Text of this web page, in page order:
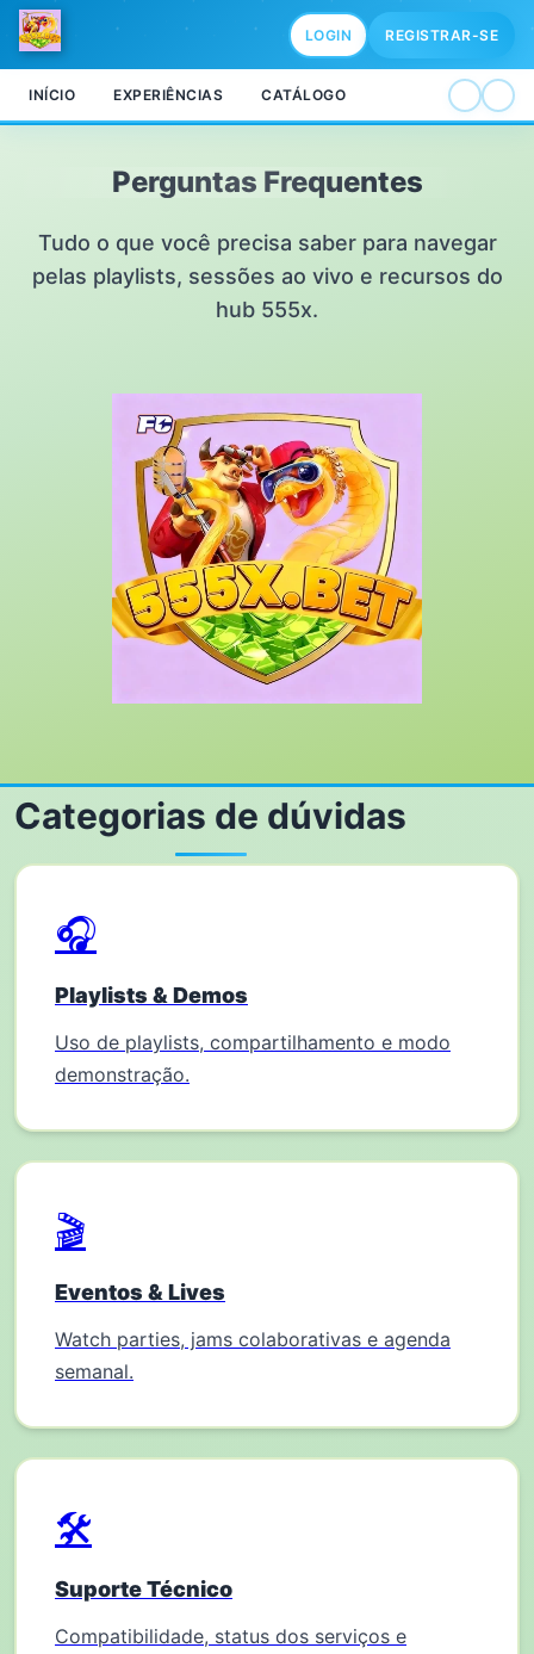
LOGIN REGISTRAR-SE
INÍCIO EXPERIÊNCIAS CATÁLOGO
Perguntas Frequentes
Tudo o que você precisa saber para navegar
pelas playlists, sessões ao vivo e recursos do
hub 555x.
Categorias de dúvidas
🎧
Playlists & Demos
Uso de playlists, compartilhamento e modo
demonstração.
🎬
Eventos & Lives
Watch parties, jams colaborativas e agenda
semanal.
🛠️
Suporte Técnico
Compatibilidade, status dos serviços e